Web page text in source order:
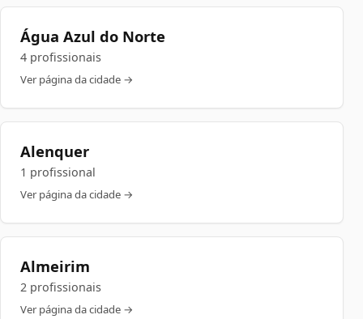
Água Azul do Norte
4 profissionais
Ver página da cidade →
Alenquer
1 profissional
Ver página da cidade →
Almeirim
2 profissionais
Ver página da cidade →